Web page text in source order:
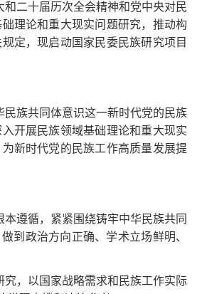
二十届历次全会精神和党中央对民
理论和重大现实问题研究，推动构
定，现启动国家民委民族研究项目
族共同体意识这一新时代党的民族
开展民族领域基础理论和重大现实
新时代党的民族工作高质量发展提
遵循，紧紧围绕铸牢中华民族共同
到政治方向正确、学术立场鲜明、
，以国家战略需求和民族工作实际